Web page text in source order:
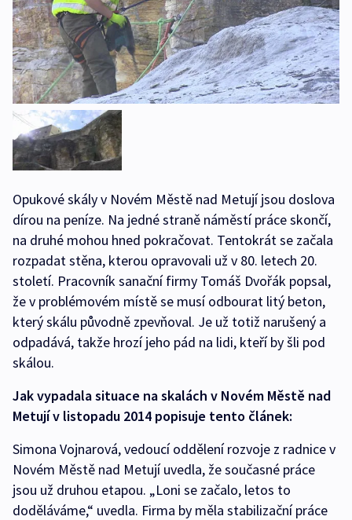
Opukové skály v Novém Městě nad Metují jsou doslova
dírou na peníze. Na jedné straně náměstí práce skončí,
na druhé mohou hned pokračovat. Tentokrát se začala
rozpadat stěna, kterou opravovali už v 80. letech 20.
století. Pracovník sanační firmy Tomáš Dvořák popsal,
že v problémovém místě se musí odbourat litý beton,
který skálu původně zpevňoval. Je už totiž narušený a
odpadává, takže hrozí jeho pád na lidi, kteří by šli pod
skálou.
Jak vypadala situace na skalách v Novém Městě nad
Metují v listopadu 2014 popisuje tento článek:
Simona Vojnarová, vedoucí oddělení rozvoje z radnice v
Novém Městě nad Metují uvedla, že současné práce
jsou už druhou etapou. „Loni se začalo, letos to
doděláváme,“ uvedla. Firma by měla stabilizační práce